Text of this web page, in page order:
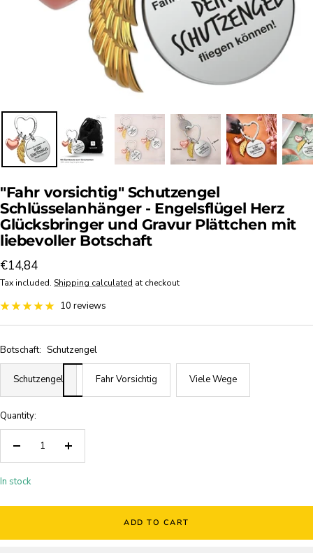
"Fahr vorsichtig" Schutzengel
Schlüsselanhänger - Engelsflügel Herz
Glücksbringer und Gravur Plättchen mit
liebevoller Botschaft
Sale
price
€14,84
Tax included. Shipping calculated at checkout
10 reviews
Botschaft: Schutzengel
Schutzengel Fahr Vorsichtig Viele Wege
Quantity:
Decrease
Increase
In stock
ADD TO CART